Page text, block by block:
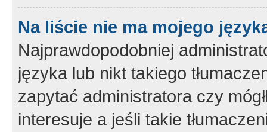
Na liście nie ma mojego
Najprawdopodobniej
języka lub nikt takiego
zapytać administratora czy
interesuje a jeśli takie